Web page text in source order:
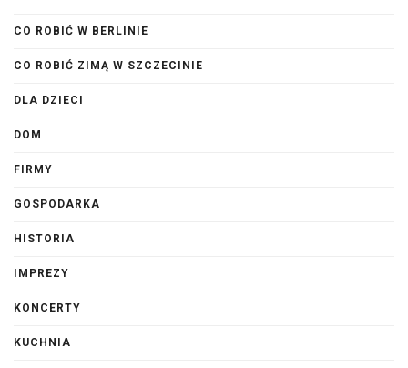
CO ROBIĆ W BERLINIE
CO ROBIĆ ZIMĄ W SZCZECINIE
DLA DZIECI
DOM
FIRMY
GOSPODARKA
HISTORIA
IMPREZY
KONCERTY
KUCHNIA